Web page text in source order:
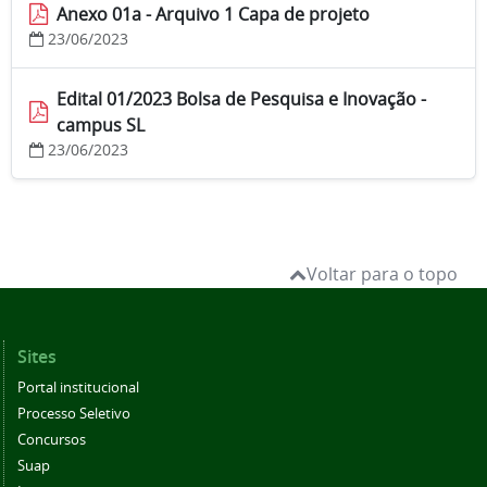
Anexo 01a - Arquivo 1 Capa de projeto
23/06/2023
Edital 01/2023 Bolsa de Pesquisa e Inovação -
campus SL
23/06/2023
Voltar para o topo
Sites
Portal institucional
Processo Seletivo
Concursos
Suap